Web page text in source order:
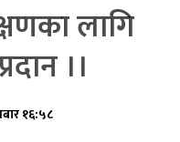
लागि
।।
१६:५८